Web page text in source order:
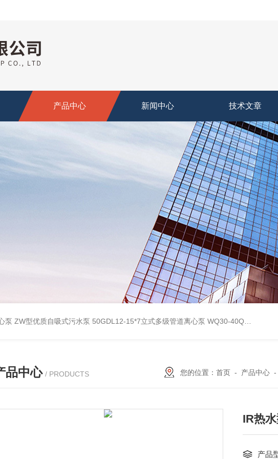
产品中心 新闻中心 技术文章
泵 ZW型优质自吸式污水泵 50GDL12-15*7立式多级管道离心泵 WQ30-40QG优质双绞刀切割式污水泵
品中心 / PRODUCTS 您的位置： 首页- 产品中心-
IR热
产品